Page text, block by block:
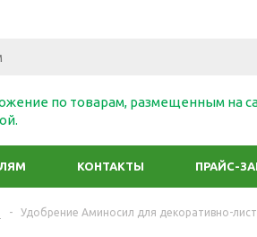
по товарам, размещенным на
КОНТАКТЫ ПРАЙС-
- Удобрение Аминосил для декоративно-